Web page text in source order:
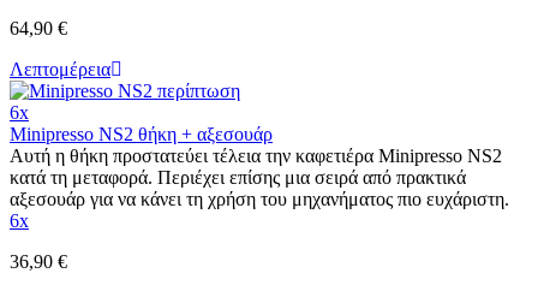
64,90 €
Λεπτομέρεια
6x
Minipresso NS2 θήκη + αξεσουάρ
Αυτή η θήκη προστατεύει τέλεια την καφετιέρα Minipresso NS2
κατά τη μεταφορά. Περιέχει επίσης μια σειρά από πρακτικά
αξεσουάρ για να κάνει τη χρήση του μηχανήματος πιο ευχάριστη.
6x
36,90 €